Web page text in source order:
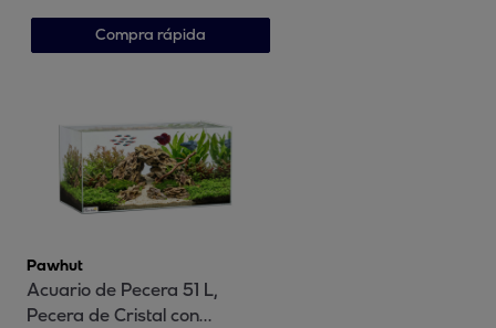
Bolas para Jugar, Beige
Compra rápida
Pawhut
Acuario de Pecera 51 L,
Pecera de Cristal con